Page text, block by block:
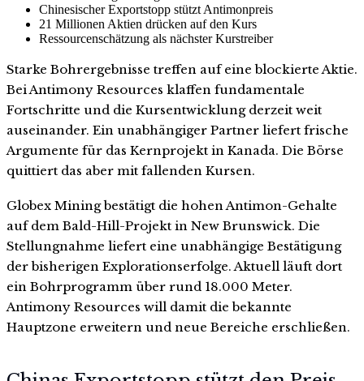
Chinesischer Exportstopp stützt Antimonpreis
21 Millionen Aktien drücken auf den Kurs
Ressourcenschätzung als nächster Kurstreiber
Starke Bohrergebnisse treffen auf eine blockierte Aktie.
Bei Antimony Resources klaffen fundamentale
Fortschritte und die Kursentwicklung derzeit weit
auseinander. Ein unabhängiger Partner liefert frische
Argumente für das Kernprojekt in Kanada. Die Börse
quittiert das aber mit fallenden Kursen.
Globex Mining bestätigt die hohen Antimon-Gehalte
auf dem Bald-Hill-Projekt in New Brunswick. Die
Stellungnahme liefert eine unabhängige Bestätigung
der bisherigen Explorationserfolge. Aktuell läuft dort
ein Bohrprogramm über rund 18.000 Meter.
Antimony Resources will damit die bekannte
Hauptzone erweitern und neue Bereiche erschließen.